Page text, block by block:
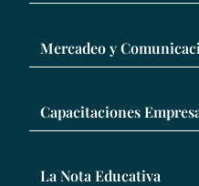
Mercadeo y
Capacitaciones
La Nota Educativa